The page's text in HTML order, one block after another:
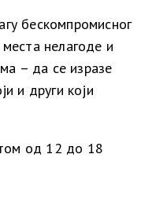
бескомпромисног
нелагоде и
– да се изразе
и други који
од 12 до 18